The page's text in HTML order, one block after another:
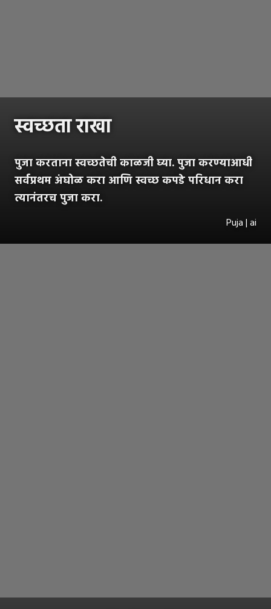
स्वच्छता राखा
पुजा करताना स्वच्छतेची काळजी घ्या. पुजा करण्याआधी
सर्वप्रथम अंघोळ करा आणि स्वच्छ कपडे परिधान करा
त्यानंतरच पुजा करा.
Puja | ai